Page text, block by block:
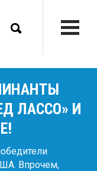
ЛАССО» И
Впрочем,